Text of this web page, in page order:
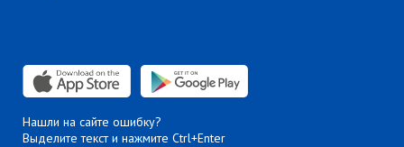
Нашли на сайте ошибку?
Выделите текст и нажмите Ctrl+Enter